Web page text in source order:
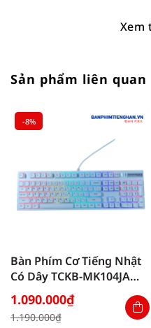
Xem
Sản phẩm liên quan
-8%
Bàn Phím Cơ Tiếng Nhật
Có Dây TCKB-MK104JA
White
1.190.000₫
Giá
gốc
1.090.000₫
Giá
hiện